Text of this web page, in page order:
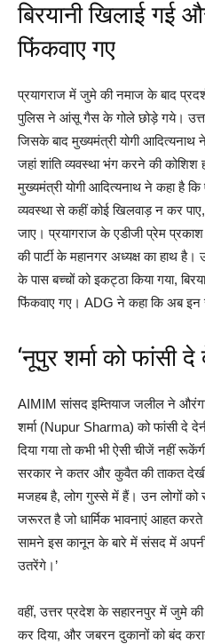
बिरयानी खिलाई गई
फिंकवाए गए
प्रयागराज में जुमे की नमाज के बाद
पुलिस ने आंसू गैस के गोले छोड़े गये।
जिसके बाद मुख्यमंत्री योगी
जहां शांति व्यवस्था भंग करने की कोशिश
मुख्यमंत्री योगी आदित्यनाथ ने कहा है कि
व्यवस्था से कहीं कोई खिलवाड़ न कर
जाए। प्रयागराज के एडीजी प्रेम
की पार्टी के महानगर अध्यक्ष का हाथ
के पास बच्चों को इकट्ठा किया गया,
फिंकवाए गए। ADG ने कहा कि अब इन
‘नूपुर शर्मा को फांसी दे
AIMIM सांसद इम्तियाज जलील ने
शर्मा (Nupur Sharma) को फांसी दे
दिया गया तो कभी भी ऐसी चीजें नहीं
सरकार ने कतर और कुवैत की ताकत
मजहब है, लोग गुस्से में हैं। उन लोगों
जरूरत है जो धार्मिक भावनाएं आहत
सामने इस कानून के बारे में संसद में
उतरेंगे।’
वहीं, उत्तर प्रदेश के सहारनपुर में जुमे
कर दिया, और जबरन दुकानों को बंद